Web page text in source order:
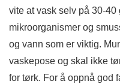
vite at vask selv på 30-
mikroorganismer og
og vann som er viktig.
vaskepose og skal ikke
for tørk. For å oppnå god